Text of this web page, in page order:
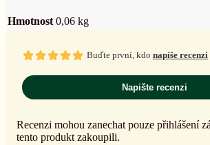
Hmotnost 0,06 kg
Buďte první, kdo napíše recenzi
Napište recenzi
Recenzi mohou zanechat pouze přihlášení
tento produkt zakoupili.